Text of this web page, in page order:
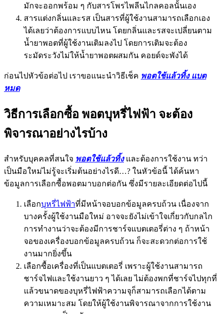
มักจะออกพร้อม ๆ กับสารโพรไพลีนไกลคอลนั้นเอง
สารแต่งกลิ่นและรส เป็นสารที่ผู้ใช้งานสามารถเลือกเอง
ได้เลยว่าต้องการแบบไหน โดยกลิ่นและรสจะเปลี่ยนตาม
น้ำยาพอตที่ผู้ใช้งานเติมลงไป โดยการเติมจะต้อง
ระมัดระวังไม่ให้น้ำยาพอตผสมกัน คอยด์จะพังได้
ก่อนไปหัวข้อต่อไป เราขอแนะนำวิธีเช็ค พอตใช้แล้วทิ้ง แบต
หมด
วิธีการเลือกซื้อ พอตบุหรี่ไฟฟ้า จะต้อง
พิจารณาอย่างไรบ้าง
สำหรับบุคคลที่สนใจ พอตใช้แล้วทิ้ง และต้องการใช้งาน ทว่า
เป็นมือใหม่ไม่รู้จะเริ่มต้นอย่างไรดี…? ในหัวข้อนี้ ได้ค้นหา
ข้อมูลการเลือกซื้อพอตมาบอกต่อกัน ซึ่งมีรายละเอียดต่อไปนี้
เลือกบุหรี่ไฟฟ้าที่มีหน้าจอบอกข้อมูลครบถ้วน เนื่องจาก
บางครั้งผู้ใช้งานมือใหม่ อาจจะยังไม่เข้าใจเกี่ยวกับกลไก
การทำงานว่าจะต้องมีการชาร์จแบตเตอรี่ต่าง ๆ ถ้าหน้า
จอของเครื่องบอกข้อมูลครบถ้วน ก็จะสะดวกต่อการใช้
งานมากยิ่งขึ้น
เลือกซื้อเครื่องที่เป็นแบตเตอรี่ เพราะผู้ใช้งานสามารถ
ชาร์จไฟและใช้งานยาว ๆ ได้เลย ไม่ต้องพกที่ชาร์จไปทุกที่
แล้วขนาดของบุหรี่ไฟฟ้าความจุก็สามารถเลือกได้ตาม
ความเหมาะสม โดยให้ผู้ใช้งานพิจารณาจากการใช้งาน